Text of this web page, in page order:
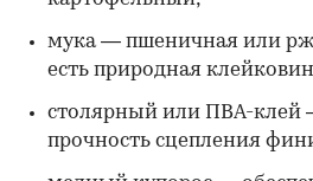
мука — пшеничная или
есть природная
столярный или ПВА-клей
прочность сцепления